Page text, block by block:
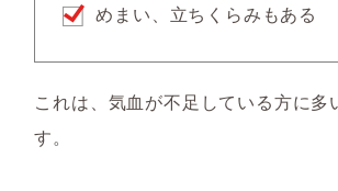
めまい、立ちくらみもある
これは、気血が不足している方に多
す。